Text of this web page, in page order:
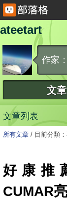
ateetart
作家
文章
文章列表
所有文章 / 目前分類
好康推
CUMAR